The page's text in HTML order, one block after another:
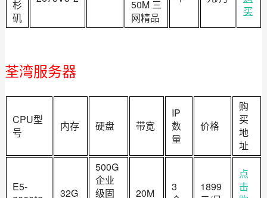
杉
矶
50M 三
网精品
买
荃湾服务器
CPU型
号
内存 硬盘 带宽
IP
数
量
价格
购
买
地
址
E5-
32G
500G
企业
级固
20M
3
1899
点
击